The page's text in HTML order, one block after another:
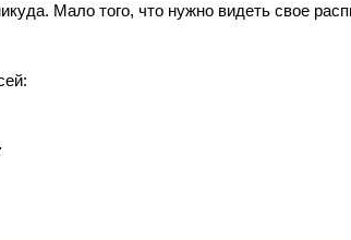
Мало того, что нужно видеть свое